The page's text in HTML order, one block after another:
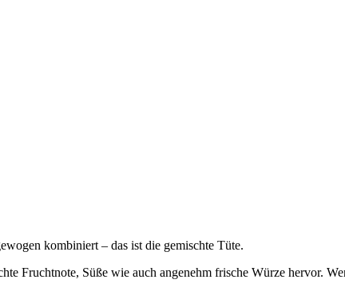
kombiniert – das ist die gemischte Tüte.
Fruchtnote, Süße wie auch angenehm frische Würze hervor.